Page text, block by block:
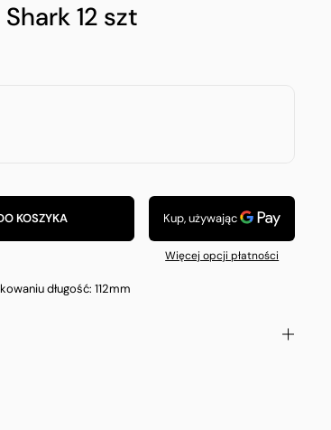
12 szt
KOSZYKA
Więcej opcji płatności
długość: 112mm